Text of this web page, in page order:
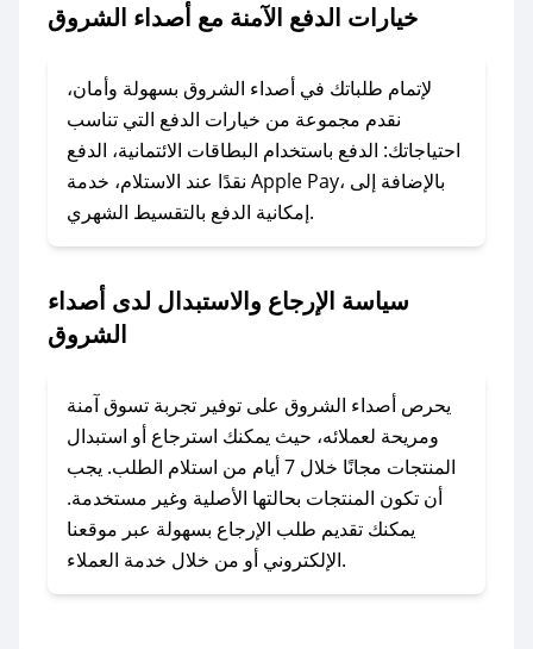
الشروق.
### ماذا أفعل إذا لم يعمل كود الخصم؟
لا تقلق! يمكنك التواصل مع فريق دعم صحصح عبر
الرسائل الخاصة على تويتر أو البريد الإلكتروني،
وسنقوم بحل المشكلة في أسرع وقت ممكن.
### ماذا أفعل إذا لم أجد كود خصم لمتجري
في حال عدم توفر كوبونات لمتجرك المفضل، يمكنك
مراسلتنا مباشرة وسنعمل على توفير الكوبونات في
### كيف تحصل على كوبونات خصم حصرية من
أصداء الشروق؟
للحصول على كوبونات وخصومات حصرية، قم بما
يلي:
- اضغط على أيقونة متابعة لمتجر أصداء الشروق في
خيارات الدفع الآمنة مع أصداء الشروق
لإتمام طلباتك في أصداء الشروق بسهولة وأمان،
نقدم مجموعة من خيارات الدفع التي تناسب
احتياجاتك: الدفع باستخدام البطاقات الائتمانية، الدفع
نقدًا عند الاستلام، خدمة Apple Pay، بالإضافة إلى
إمكانية الدفع بالتقسيط الشهري.
سياسة الإرجاع والاستبدال لدى أصداء
الشروق
يحرص أصداء الشروق على توفير تجربة تسوق آمنة
ومريحة لعملائه، حيث يمكنك استرجاع أو استبدال
المنتجات مجانًا خلال 7 أيام من استلام الطلب. يجب
أن تكون المنتجات بحالتها الأصلية وغير مستخدمة.
يمكنك تقديم طلب الإرجاع بسهولة عبر موقعنا
الإلكتروني أو من خلال خدمة العملاء.